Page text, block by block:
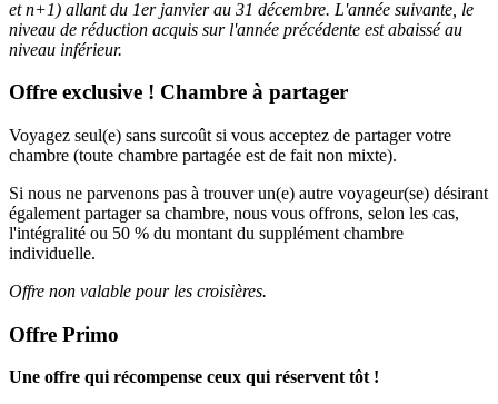
et n+1) allant du 1er janvier au 31 décembre. L'année suivante, le
niveau de réduction acquis sur l'année précédente est abaissé au
niveau inférieur.
Offre exclusive ! Chambre à partager
Voyagez seul(e) sans surcoût si vous acceptez de partager votre
chambre (toute chambre partagée est de fait non mixte).
Si nous ne parvenons pas à trouver un(e) autre voyageur(se) désirant
également partager sa chambre, nous vous offrons, selon les cas,
l'intégralité ou 50 % du montant du supplément chambre
individuelle.
Offre non valable pour les croisières.
Offre Primo
Une offre qui récompense ceux qui réservent tôt !